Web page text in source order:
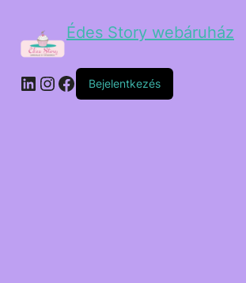
Édes Story webáruház
Bejelentkezés